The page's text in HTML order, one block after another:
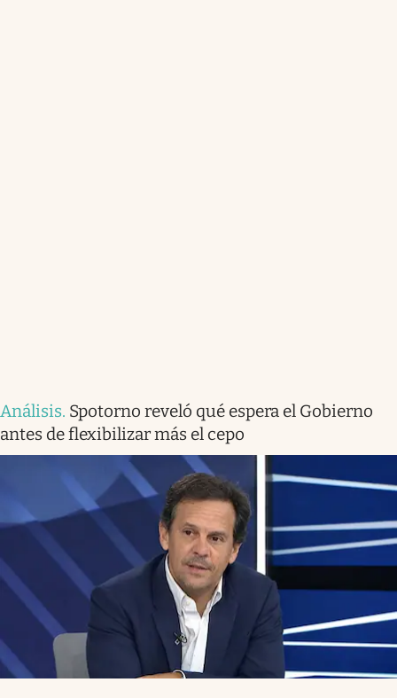
Análisis. Spotorno reveló qué espera el Gobierno
antes de flexibilizar más el cepo